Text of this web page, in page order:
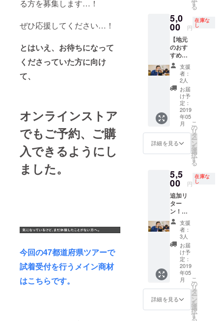
る方を募集します…！
ぜひ応援してください…！
とはいえ、お待ちになって
くださっていた方に向け
て、
オンラインストア
でもご予約、ご購
入できるようにし
ました。
今回の47都道府県ツアーで
試着受付を行うメイン商材
はこちらです。
ます。
・こち
らでご
支援が
確認で
き次
第、
メッ
セージ
にてご
連絡を
させて
頂きま
す。 ・
公序良
俗に反
する内
写、他
者への
誹謗中
傷な
ど）と
スタッ
フが判
断した
場合は
お断り
いたし
ます。
・景品
表示
法、ま
たはそ
の他の
て、宣
伝しま
す。ま
た、同
じもの
を世田
谷区池
尻にあ
るオー
ルユ
アーズ
の店舗
にも置
きま
す。 ③
上記の
内容が
溢れた
方のご
支援も
大歓迎
で
す…！
＊＊＊
＊＊＊
＊＊＊
＊＊＊
＊＊＊
＊＊ ・
開催ス
ジュー
ルにつ
いて
す。 ②
全国行
脚期間
中、僕
たち
オール
ユアー
ズがフ
ライ
ヤー
（チラ
シ）を1
年間持
ち歩い
て、宣
伝しま
す。ま
谷区池
尻にあ
るオー
ルユ
アーズ
の店舗
にも置
きま
す。 ③
上記の
内容が
必要な
い深い
慈悲に
溢れた
方のご
支援も
緒に広
めませ
んか？
① 全国
行脚期
間中、
僕たち
オール
ユアー
ズがサ
ンプル
や商品
などを
日本全
国の会
場へ持
ち歩
ます。
② 当プ
ロジェ
クトに
関わる
全ての
発信に
バナー
を掲載
させて
頂きま
す。 ③
お好き
な都道
府県で
何度で
も、僕
す
る
5,0
00 円
在庫な
し
【地元
のおす
すめ紹
介しま
す！】
「ここ
へ行っ
たらあ
そこへ
け！！
！」と
いう場
所が人
それぞ
れあり
ね。あ
なたの
地元の
思い出
や、み
んなに
伝えた
い価値
観を、
あなた
に変
わって
レポー
トしま
す！木
村まさ
しの無
支援
者：
2人
お届
け予
定：
2019
年05
月
詳細を見る
こ
の
リ
タ
ー
ン
を
選
択
す
る
5,5
00 円
在庫な
し
追加リ
ター
ン！
【地元
のおす
すめ紹
介しま
す！】
「ここ
へ行っ
たらあ
そこへ
行
け！！
！」と
いう場
支援
者：
3人
お届
け予
定：
2019
年05
月
詳細を見る
こ
の
リ
タ
ー
ン
を
選
択
す
る